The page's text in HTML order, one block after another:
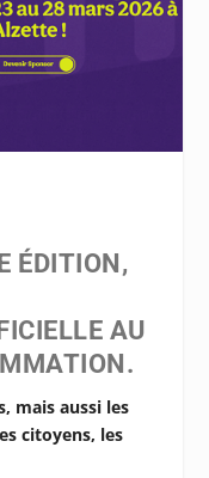
ÉDITION,
AU
mais aussi les
citoyens, les